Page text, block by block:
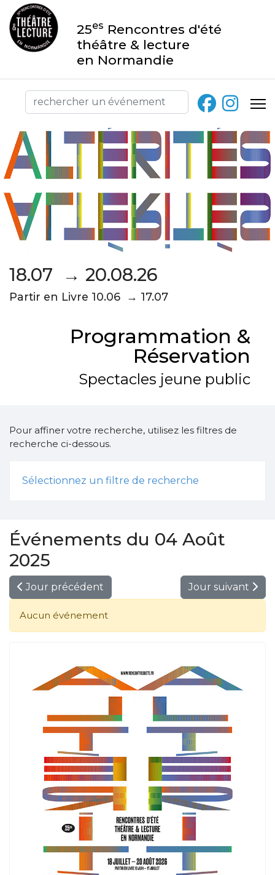
25es Rencontres d'été
théâtre & lecture
en Normandie
18.07 → 20.08.26
Partir en Livre 10.06 → 17.07
Programmation &
Réservation
Spectacles jeune public
Pour affiner votre recherche, utilisez les filtres de
recherche ci-dessous.
Sélectionnez un filtre de recherche
Événements du 04 Août
2025
Jour précédent Jour suivant
Aucun événement